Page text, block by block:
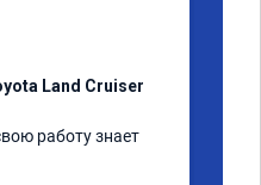
Land Cruiser
работу знает